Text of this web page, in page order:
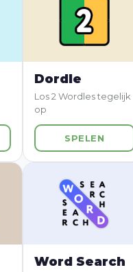
Dordle
Los 2 Wordles tegelijk
op
SPELEN
Word Search